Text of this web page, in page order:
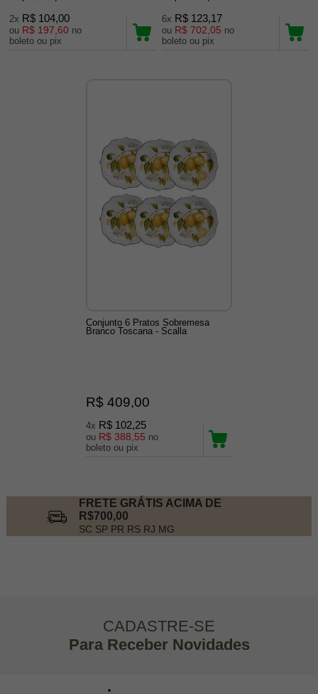
2x R$ 104,00
ou R$ 197,60 no
boleto ou pix
6x R$ 123,17
ou R$ 702,05 no
boleto ou pix
Conjunto 6 Pratos Sobremesa
Branco Toscana - Scalla
R$ 409,00
4x R$ 102,25
ou R$ 388,55 no
boleto ou pix
FRETE GRÁTIS ACIMA DE
R$700,00
SC SP PR RS RJ MG
CADASTRE-SE
Para Receber Novidades